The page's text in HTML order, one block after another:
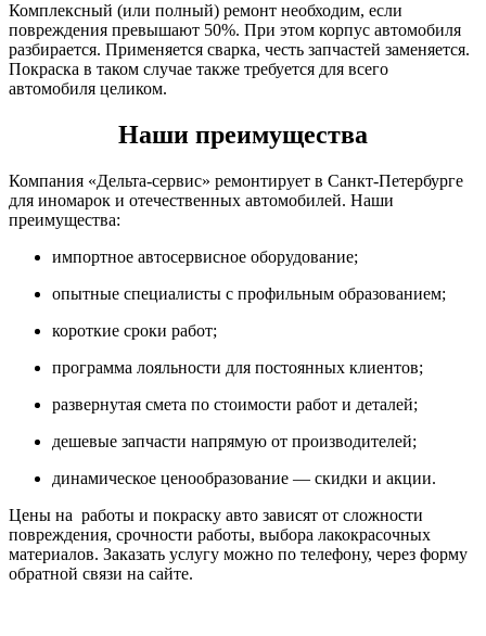
Комплексный (или полный) ремонт необходим, если
повреждения превышают 50%. При этом корпус автомобиля
разбирается. Применяется сварка, честь запчастей заменяется.
Покраска в таком случае также требуется для всего
автомобиля целиком.
Наши преимущества
Компания «Дельта-сервис» ремонтирует в Санкт-Петербурге
для иномарок и отечественных автомобилей. Наши
преимущества:
импортное автосервисное оборудование;
опытные специалисты с профильным образованием;
короткие сроки работ;
программа лояльности для постоянных клиентов;
развернутая смета по стоимости работ и деталей;
дешевые запчасти напрямую от производителей;
динамическое ценообразование — скидки и акции.
Цены на работы и покраску авто зависят от сложности
повреждения, срочности работы, выбора лакокрасочных
материалов. Заказать услугу можно по телефону, через форму
обратной связи на сайте.